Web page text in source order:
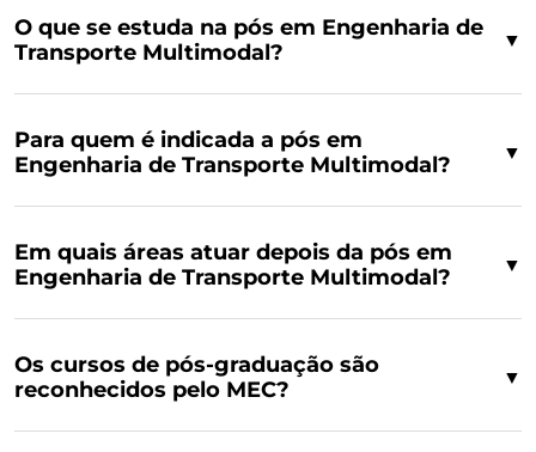
O que se estuda na pós em Engenharia de
Transporte Multimodal?
▼
Para quem é indicada a pós em
Engenharia de Transporte Multimodal?
▼
Em quais áreas atuar depois da pós em
Engenharia de Transporte Multimodal?
▼
Os cursos de pós-graduação são
reconhecidos pelo MEC?
▼